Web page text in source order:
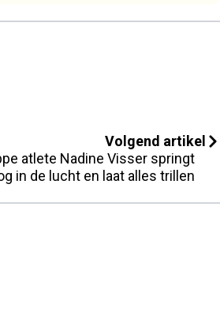
Volgend artikel
atlete Nadine Visser springt
in de lucht en laat alles trillen